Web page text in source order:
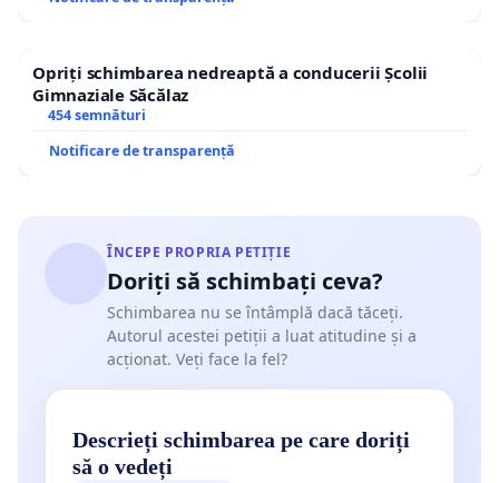
Opriți schimbarea nedreaptă a conducerii Școlii
Gimnaziale Săcălaz
454 semnături
Notificare de transparență
ÎNCEPE PROPRIA PETIȚIE
Doriți să schimbați ceva?
Schimbarea nu se întâmplă dacă tăceți.
Autorul acestei petiții a luat atitudine și a
acționat. Veți face la fel?
Descrieți schimbarea pe care doriți
să o vedeți